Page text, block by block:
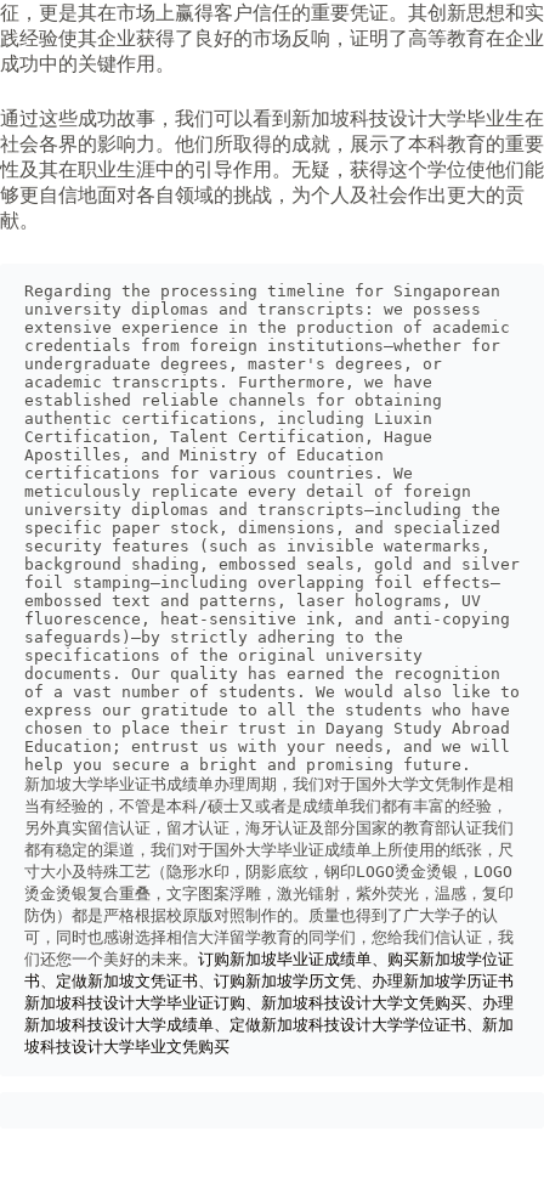
征，更是其在市场上赢得客户信任的重要凭证。其创新思想和实
践经验使其企业获得了良好的市场反响，证明了高等教育在企业
成功中的关键作用。
通过这些成功故事，我们可以看到新加坡科技设计大学毕业生在
社会各界的影响力。他们所取得的成就，展示了本科教育的重要
性及其在职业生涯中的引导作用。无疑，获得这个学位使他们能
够更自信地面对各自领域的挑战，为个人及社会作出更大的贡
献。
Regarding the processing timeline for Singaporean
university diplomas and transcripts: we possess
extensive experience in the production of academic
credentials from foreign institutions—whether for
undergraduate degrees, master's degrees, or
academic transcripts. Furthermore, we have
established reliable channels for obtaining
authentic certifications, including Liuxin
Certification, Talent Certification, Hague
Apostilles, and Ministry of Education
certifications for various countries. We
meticulously replicate every detail of foreign
university diplomas and transcripts—including the
specific paper stock, dimensions, and specialized
security features (such as invisible watermarks,
background shading, embossed seals, gold and silver
foil stamping—including overlapping foil effects—
embossed text and patterns, laser holograms, UV
fluorescence, heat-sensitive ink, and anti-copying
safeguards)—by strictly adhering to the
specifications of the original university
documents. Our quality has earned the recognition
of a vast number of students. We would also like to
express our gratitude to all the students who have
chosen to place their trust in Dayang Study Abroad
Education; entrust us with your needs, and we will
help you secure a bright and promising future.
新加坡大学毕业证书成绩单办理周期，我们对于国外大学文凭制作是相
当有经验的，不管是本科/硕士又或者是成绩单我们都有丰富的经验，
另外真实留信认证，留才认证，海牙认证及部分国家的教育部认证我们
都有稳定的渠道，我们对于国外大学毕业证成绩单上所使用的纸张，尺
寸大小及特殊工艺（隐形水印，阴影底纹，钢印LOGO烫金烫银，LOGO
烫金烫银复合重叠，文字图案浮雕，激光镭射，紫外荧光，温感，复印
防伪）都是严格根据校原版对照制作的。质量也得到了广大学子的认
可，同时也感谢选择相信大洋留学教育的同学们，您给我们信认证，我
们还您一个美好的未来。 订购新加坡毕业证成绩单、购买新加坡学位证
书、定做新加坡文凭证书、订购新加坡学历文凭、办理新加坡学历证书
新加坡科技设计大学毕业证订购、新加坡科技设计大学文凭购买、办理
新加坡科技设计大学成绩单、定做新加坡科技设计大学学位证书、新加
坡科技设计大学毕业文凭购买